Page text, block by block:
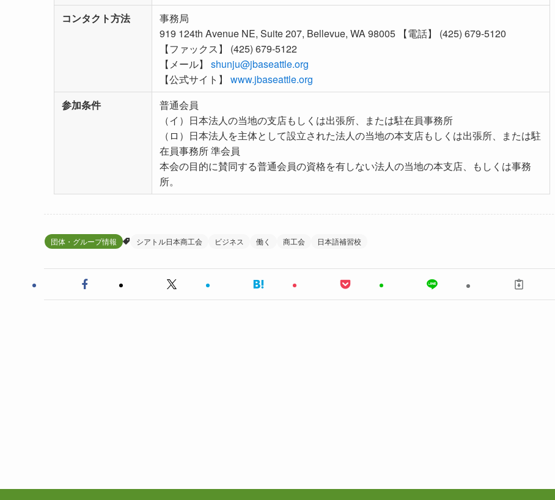
コンタクト方法
事務局
919 124th Avenue NE, Suite 207, Bellevue, WA 98005 【電話】 (425) 679-5120
【ファックス】 (425) 679-5122
【メール】 shunju@jbaseattle.org
【公式サイト】 www.jbaseattle.org
参加条件
普通会員
（イ）日本法人の当地の支店もしくは出張所、または駐在員事務所
（ロ）日本法人を主体として設立された法人の当地の本支店もしくは出張所、または駐
在員事務所 準会員
本会の目的に賛同する普通会員の資格を有しない法人の当地の本支店、もしくは事務
所。
団体・グループ情報 シアトル日本商工会 ビジネス 働く 商工会 日本語補習校